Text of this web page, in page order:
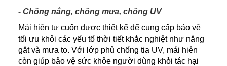
- Chống nắng, chống mưa, chống UV
Mái hiên tự cuốn được thiết kế để cung cấp bảo vệ
tối ưu khỏi các yếu tố thời tiết khắc nghiệt như nắng
gắt và mưa to. Với lớp phủ chống tia UV, mái hiên
còn giúp bảo vệ sức khỏe người dùng khỏi tác hại